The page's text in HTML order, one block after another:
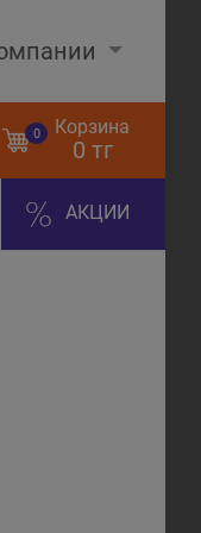
0 Корзина
0 тг
АКЦИИ